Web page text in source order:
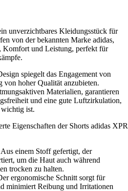
unverzichtbares Kleidungsstück für
von der bekannten Marke adidas,
Komfort und Leistung, perfekt für
spiegelt das Engagement von
von hoher Qualität anzubieten.
Materialien, garantieren
und eine gute Luftzirkulation,
ist.
Eigenschaften der Shorts adidas XPR
Aus einem Stoff gefertigt, der
um die Haut auch während
trocken zu halten.
ergonomische Schnitt sorgt für
minimiert Reibung und Irritationen